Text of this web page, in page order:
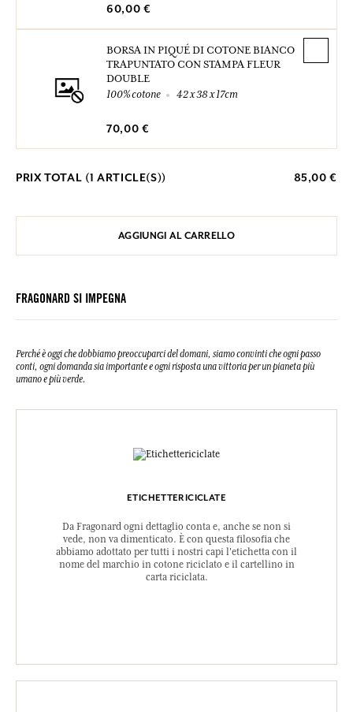
60,00 €
BORSA IN PIQUÉ DI COTONE BIANCO
TRAPUNTATO CON STAMPA FLEUR
DOUBLE
100% cotone
42 x 38 x 17cm
70,00 €
PRIX TOTAL (1 ARTICLE(S)) 85,00 €
AGGIUNGI AL CARRELLO
FRAGONARD SI IMPEGNA
Perché è oggi che dobbiamo preoccuparci del domani, siamo convinti che ogni passo
conti, ogni domanda sia importante e ogni risposta una vittoria per un pianeta più
umano e più verde.
ETICHETTERICICLATE
Da Fragonard ogni dettaglio conta e, anche se non si
vede, non va dimenticato. È con questa filosofia che
abbiamo adottato per tutti i nostri capi l'etichetta con il
nome del marchio in cotone riciclato e il cartellino in
carta riciclata.